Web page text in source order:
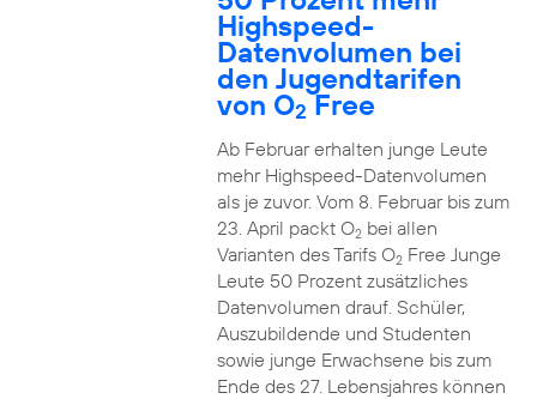
Highspeed-
Datenvolumen bei
den Jugendtarifen
von O2Free
Ab Februar erhalten junge Leute
mehr Highspeed-Datenvolumen
als je zuvor. Vom 8. Februar bis zum
23. April packt O2bei allen
Varianten des Tarifs O2Free Junge
Leute 50 Prozent zusätzliches
Datenvolumen drauf. Schüler,
Auszubildende und Studenten
sowie junge Erwachsene bis zum
Ende des 27. Lebensjahres können